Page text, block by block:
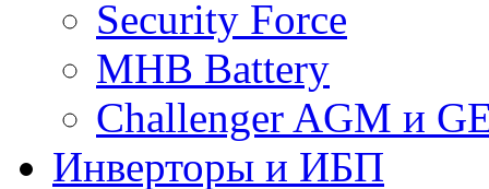
Security Force
MHB Battery
Challenger AGM и
Инверторы и ИБП